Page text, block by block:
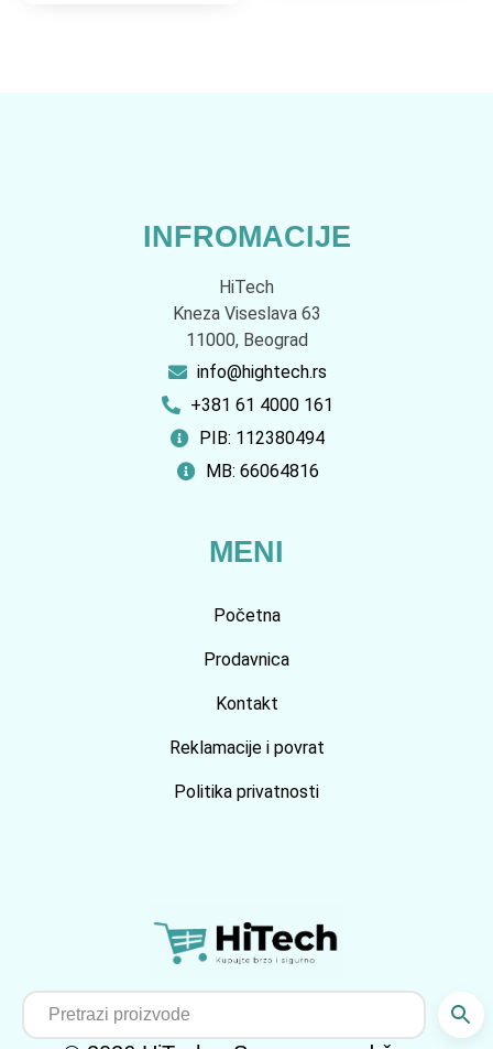
INFROMACIJE
HiTech
Kneza Viseslava 63
11000, Beograd
info@hightech.rs
+381 61 4000 161
PIB: 112380494
MB: 66064816
MENI
Početna
Prodavnica
Kontakt
Reklamacije i povrat
Politika privatnosti